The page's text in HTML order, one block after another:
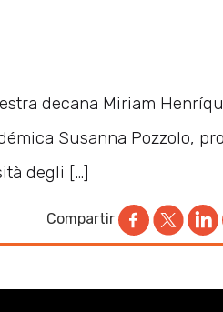
decana Miriam
Susanna Pozzolo,
degli […]
Compartir